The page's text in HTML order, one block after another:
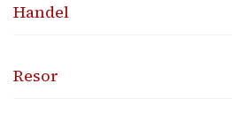
Handel
Resor